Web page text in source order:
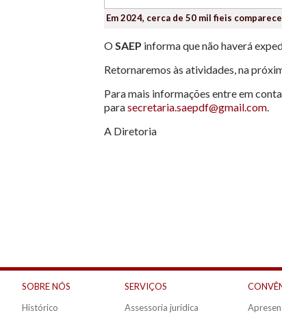
Em 2024, cerca de 50 mil fieis
OSAEP informa que não haverá
Retornaremos às atividades, na
Para mais informações entre em
parasecretaria.saepdf@gmail.com.
A Diretoria
SOBRE NÓS
Histórico
SERVIÇOS
Assessoria jurídica